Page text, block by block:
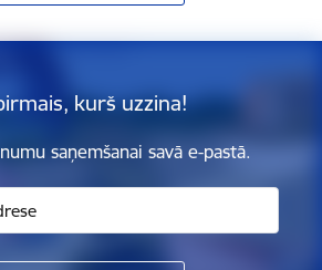
kurš uzzina!
saņemšanai savā e-pastā.